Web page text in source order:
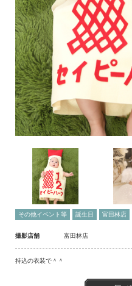
その他イベント等 誕生日 富田林店
撮影店舗 富田林店
持込の衣装で＾＾